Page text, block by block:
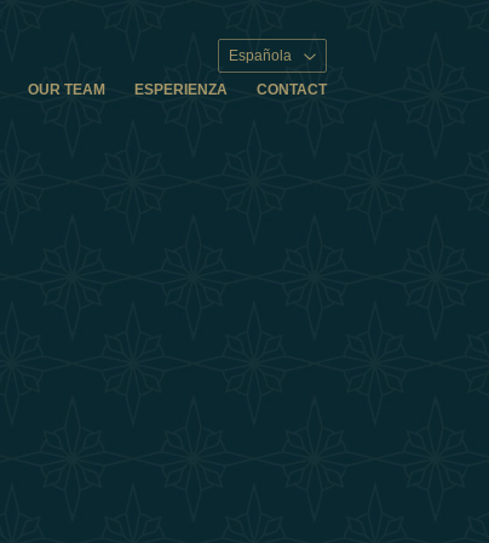
Española
OUR TEAM ESPERIENZA CONTACT